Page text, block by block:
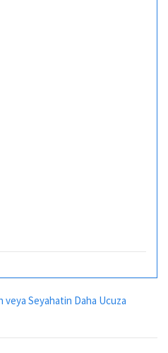
Seyahatin Daha Ucuza